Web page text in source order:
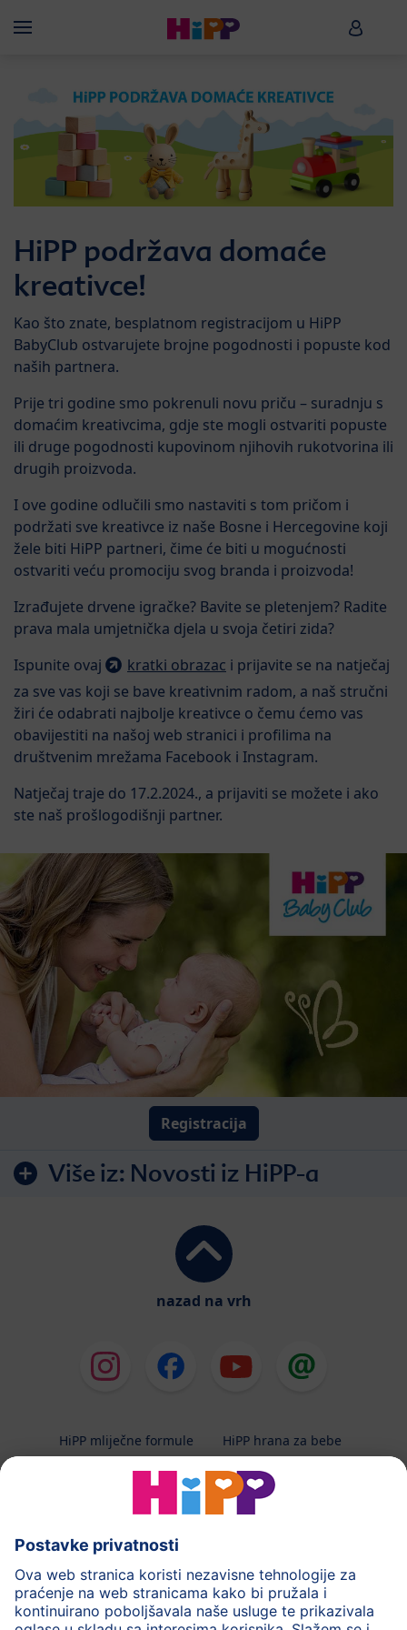
Menü HiPP
HiPP podržava domaće
kreativce!
Kao što znate, besplatnom registracijom u HiPP
BabyClub ostvarujete brojne pogodnosti i popuste kod
naših partnera.
Prije tri godine smo pokrenuli novu priču – suradnju s
domaćim kreativcima, gdje ste mogli ostvariti popuste
ili druge pogodnosti kupovinom njihovih rukotvorina ili
drugih proizvoda.
I ove godine odlučili smo nastaviti s tom pričom i
podržati sve kreativce iz naše Bosne i Hercegovine koji
žele biti HiPP partneri, čime će biti u mogućnosti
ostvariti veću promociju svog branda i proizvoda!
Izrađujete drvene igračke? Bavite se pletenjem? Radite
prava mala umjetnička djela u svoja četiri zida?
Ispunite ovaj
kratki obrazac i prijavite se na natječaj
za sve vas koji se bave kreativnim radom, a naš stručni
žiri će odabrati najbolje kreativce o čemu ćemo vas
obavijestiti na našoj web stranici i profilima na
društvenim mrežama Facebook i Instagram.
Natječaj traje do 17.2.2024., a prijaviti se možete i ako
ste naš prošlogodišnji partner.
Registracija
Više iz: Novosti iz HiPP-a
nazad na vrh
HiPP mliječne formule
HiPP hrana za bebe
HiPP njega
HiPP trudnoća
Terapeutska dijeta
Zaštita podataka i upute za korištenj
Uvjeti korištenja
Impressum
Kontakt
O HiPP-u